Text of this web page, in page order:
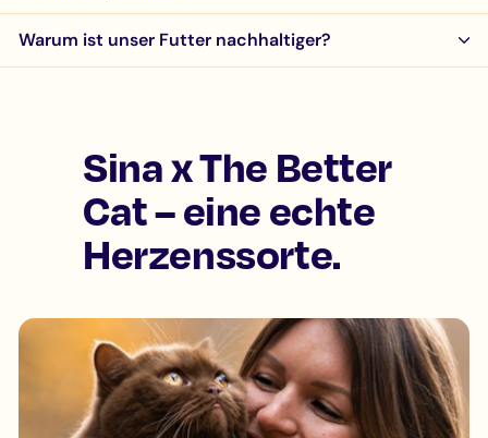
Warum ist unser Futter nachhaltiger?
Sina x The Better
Cat – eine echte
Herzenssorte.